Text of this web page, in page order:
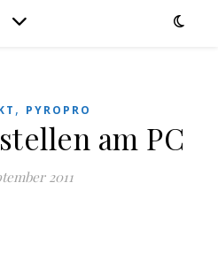
, PYROPRO
am PC
2011